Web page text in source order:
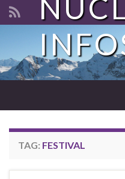
Search for:
TAG: FESTIVAL